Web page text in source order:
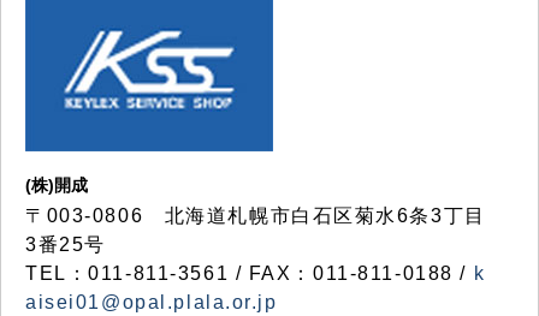
(株)開成
〒003-0806 北海道札幌市白石区菊水6条3丁目
3番25号
TEL：011-811-3561 / FAX：011-811-0188 / k
aisei01@opal.plala.or.jp